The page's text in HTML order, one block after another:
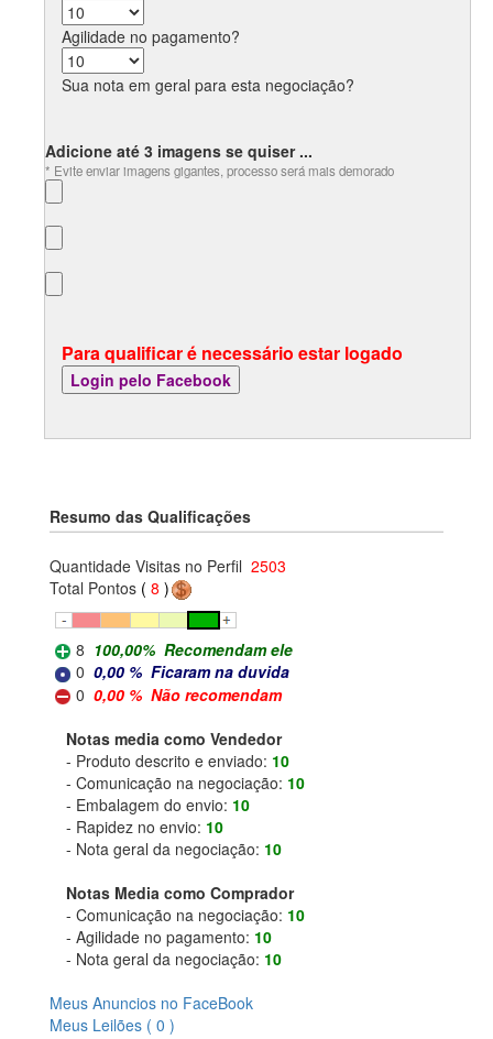
Agilidade no pagamento?
Sua nota em geral para esta negociação?
Adicione até 3 imagens se quiser ...
* Evite enviar imagens gigantes, processo será mais demorado
Para qualificar é necessário estar logado
Resumo das Qualificações
Quantidade Visitas no Perfil 2503
Total Pontos ( 8 )
8 100,00% Recomendam ele
0 0,00 % Ficaram na duvida
0 0,00 % Não recomendam
Notas media como Vendedor
- Produto descrito e enviado: 10
- Comunicação na negociação: 10
- Embalagem do envio: 10
- Rapidez no envio: 10
- Nota geral da negociação: 10
Notas Media como Comprador
- Comunicação na negociação: 10
- Agilidade no pagamento: 10
- Nota geral da negociação: 10
Meus Anuncios no FaceBook
Meus Leilões ( 0 )